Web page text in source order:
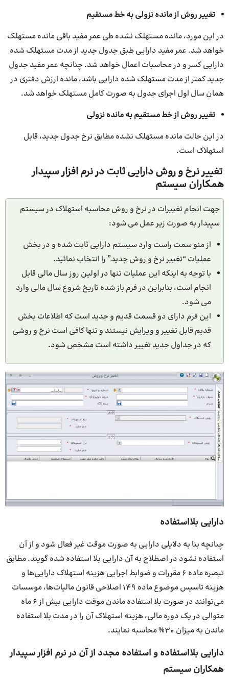
تغییر روش از مانده نزولی به خط مستقیم
در این مورد، مانده مستهلک نشده طی عمر مفید باقی مانده مستهلک
خواهد شد. عمر مفید دارایی طبق جدول جدید از مدت مستهلک شده
دارایی کسر و در محاسبات اعمال خواهد شد. چنانچه عمر مفید جدول
جدید کمتر از مدت مستهلک شده دارایی باشد، مانده ارزش دفتری در
همان سال اول اجرای جدول به صورت کامل مستهلک خواهد شد.
تغییر روش از خط مستقیم به مانده نزولی
در این حالت مانده مستهلک نشده مطابق نرخ جدول جدید، قابل
استهلاک است.
تغییر نرخ و روش دارایی ثابت در نرم افزار سپیدار
همکاران سیستم
جهت انجام تغییرات در نرخ و روش محاسبه استهلاک در سیستم
سپیدار به صورت زیر عمل می شود:
از منو سمت راست وارد سیستم دارایی ثابت شده و در بخش
عملیات “تغییر نرخ و روش جدید” را انتخاب نمائید.
با توجه به اینکه این عملیات تنها در اولین روز سال مالی قابل
انجام است، بنابراین در فرم باز شده تاریخ شروع سال مالی وارد
می شود.
این فرم دارای دو قسمت قدیم و جدید است که اطلاعات بخش
قدیم قابل تغییر و ویرایش نیستند و تنها کافی است نرخ و روشی
که در جداول جدید تغییر داشته است مشخص شود.
دارایی بلااستفاده
چنانچه بنا به دلایلی دارایی به صورت موقت غیر فعال شود و از آن
استفاده نشود در اصطلاح به آن دارایی بلا استفاده شده گویند. مطابق
تبصره ماده 6 مقررات و ضوابط اجرایی هزینه استهلاک دارایی‌ها و
هزینه تاسیس موضوع ماده ۱۴۹ اصلاحی قانون مالیات‌ها، موسسات
می‌توانند در صورت بلا استفاده ماندن موقت دارایی بیش از 6 ماه
متوالی در یک دوره مالی، هزینه استهلاک آن را در مدت بلا استفاده
ماندن به میزان 30% محاسبه نمایند.
دارایی بلااستفاده و استفاده مجدد از آن در نرم افزار سپیدار
همکاران سیستم